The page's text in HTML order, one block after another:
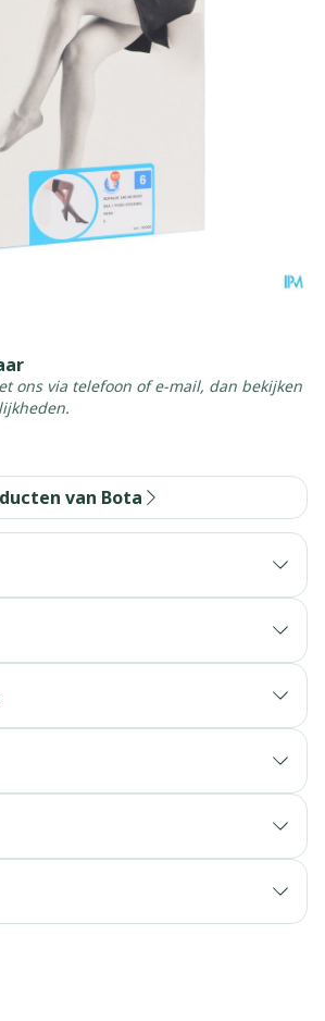
ons via telefoon of e-mail, dan bekijken
van Bota